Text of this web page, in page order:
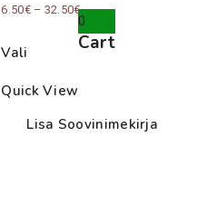
0
Cart
6.50€ – 32.50€Price
range:
Vali
Quick View
Lisa Soovinimekirja